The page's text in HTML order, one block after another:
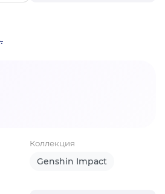
Коллекция
Genshin Impact